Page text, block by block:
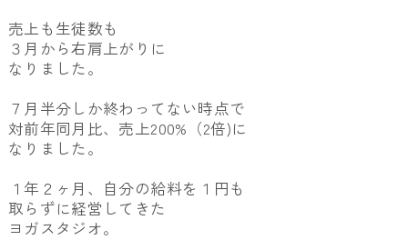
売上も生徒数も
３月から右肩上がりに
なりました。
７月半分しか終わってない時点で
対前年同月比、売上200%（2倍)に
なりました。
１年２ヶ月、自分の給料を１円も
取らずに経営してきた
ヨガスタジオ。